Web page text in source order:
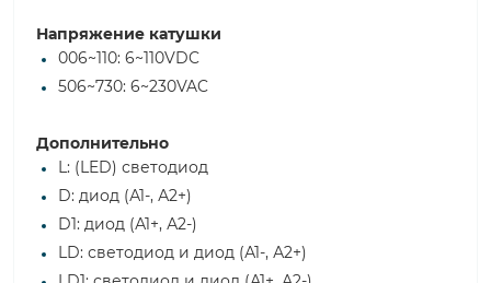
Напряжение катушки
006~110: 6~110VDC
506~730: 6~230VAC
Дополнительно
L: (LED) светодиод
D: диод (А1-, А2+)
D1: диод (А1+, А2-)
LD: светодиод и диод (А1-, А2+)